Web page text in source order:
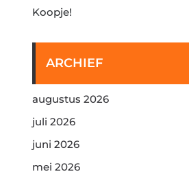
Koopje!
ARCHIEF
augustus 2026
juli 2026
juni 2026
mei 2026